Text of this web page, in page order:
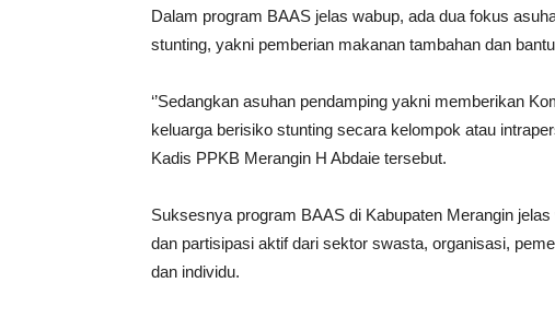
Dalam program BAAS jelas wabup, ada dua fokus
stunting, yakni pemberian makanan tambahan dan
‘’Sedangkan asuhan pendamping yakni memberikan
keluarga berisiko stunting secara kelompok atau
Kadis PPKB Merangin H Abdaie tersebut.
Suksesnya program BAAS di Kabupaten Merangin
dan partisipasi aktif dari sektor swasta, organisasi,
dan individu.